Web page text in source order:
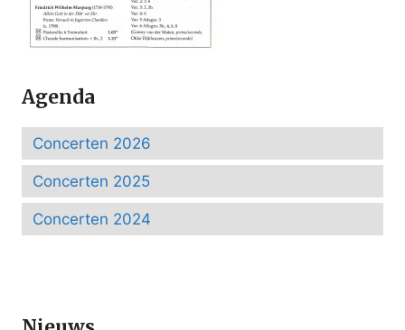
Agenda
Concerten 2026
Concerten 2025
Concerten 2024